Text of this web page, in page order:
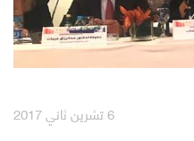
6 تشرين ثاني 2017